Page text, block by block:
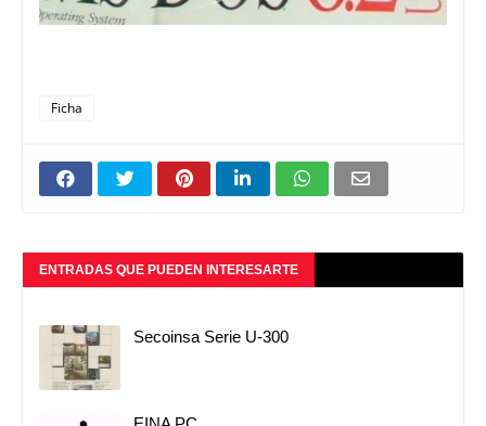
Ficha
ENTRADAS QUE PUEDEN INTERESARTE
Secoinsa Serie U-300